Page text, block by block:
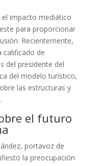
el impacto mediático
para proporcionar
Recientemente,
calificado de
del presidente del
del modelo turístico,
las estructuras y
el futuro
portavoz de
la preocupación